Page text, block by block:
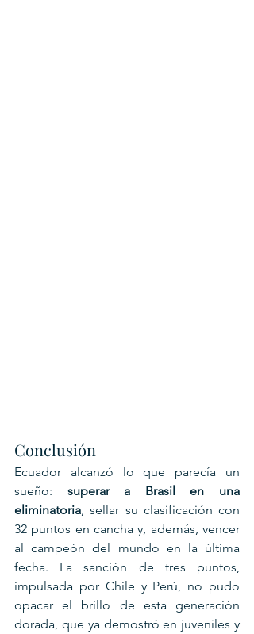
Conclusión
Ecuador alcanzó lo que parecía un
sueño: superar a Brasil en una
eliminatoria, sellar su clasificación con
32 puntos en cancha y, además, vencer
al campeón del mundo en la última
fecha. La sanción de tres puntos,
impulsada por Chile y Perú, no pudo
opacar el brillo de esta generación
dorada, que ya demostró en juveniles y